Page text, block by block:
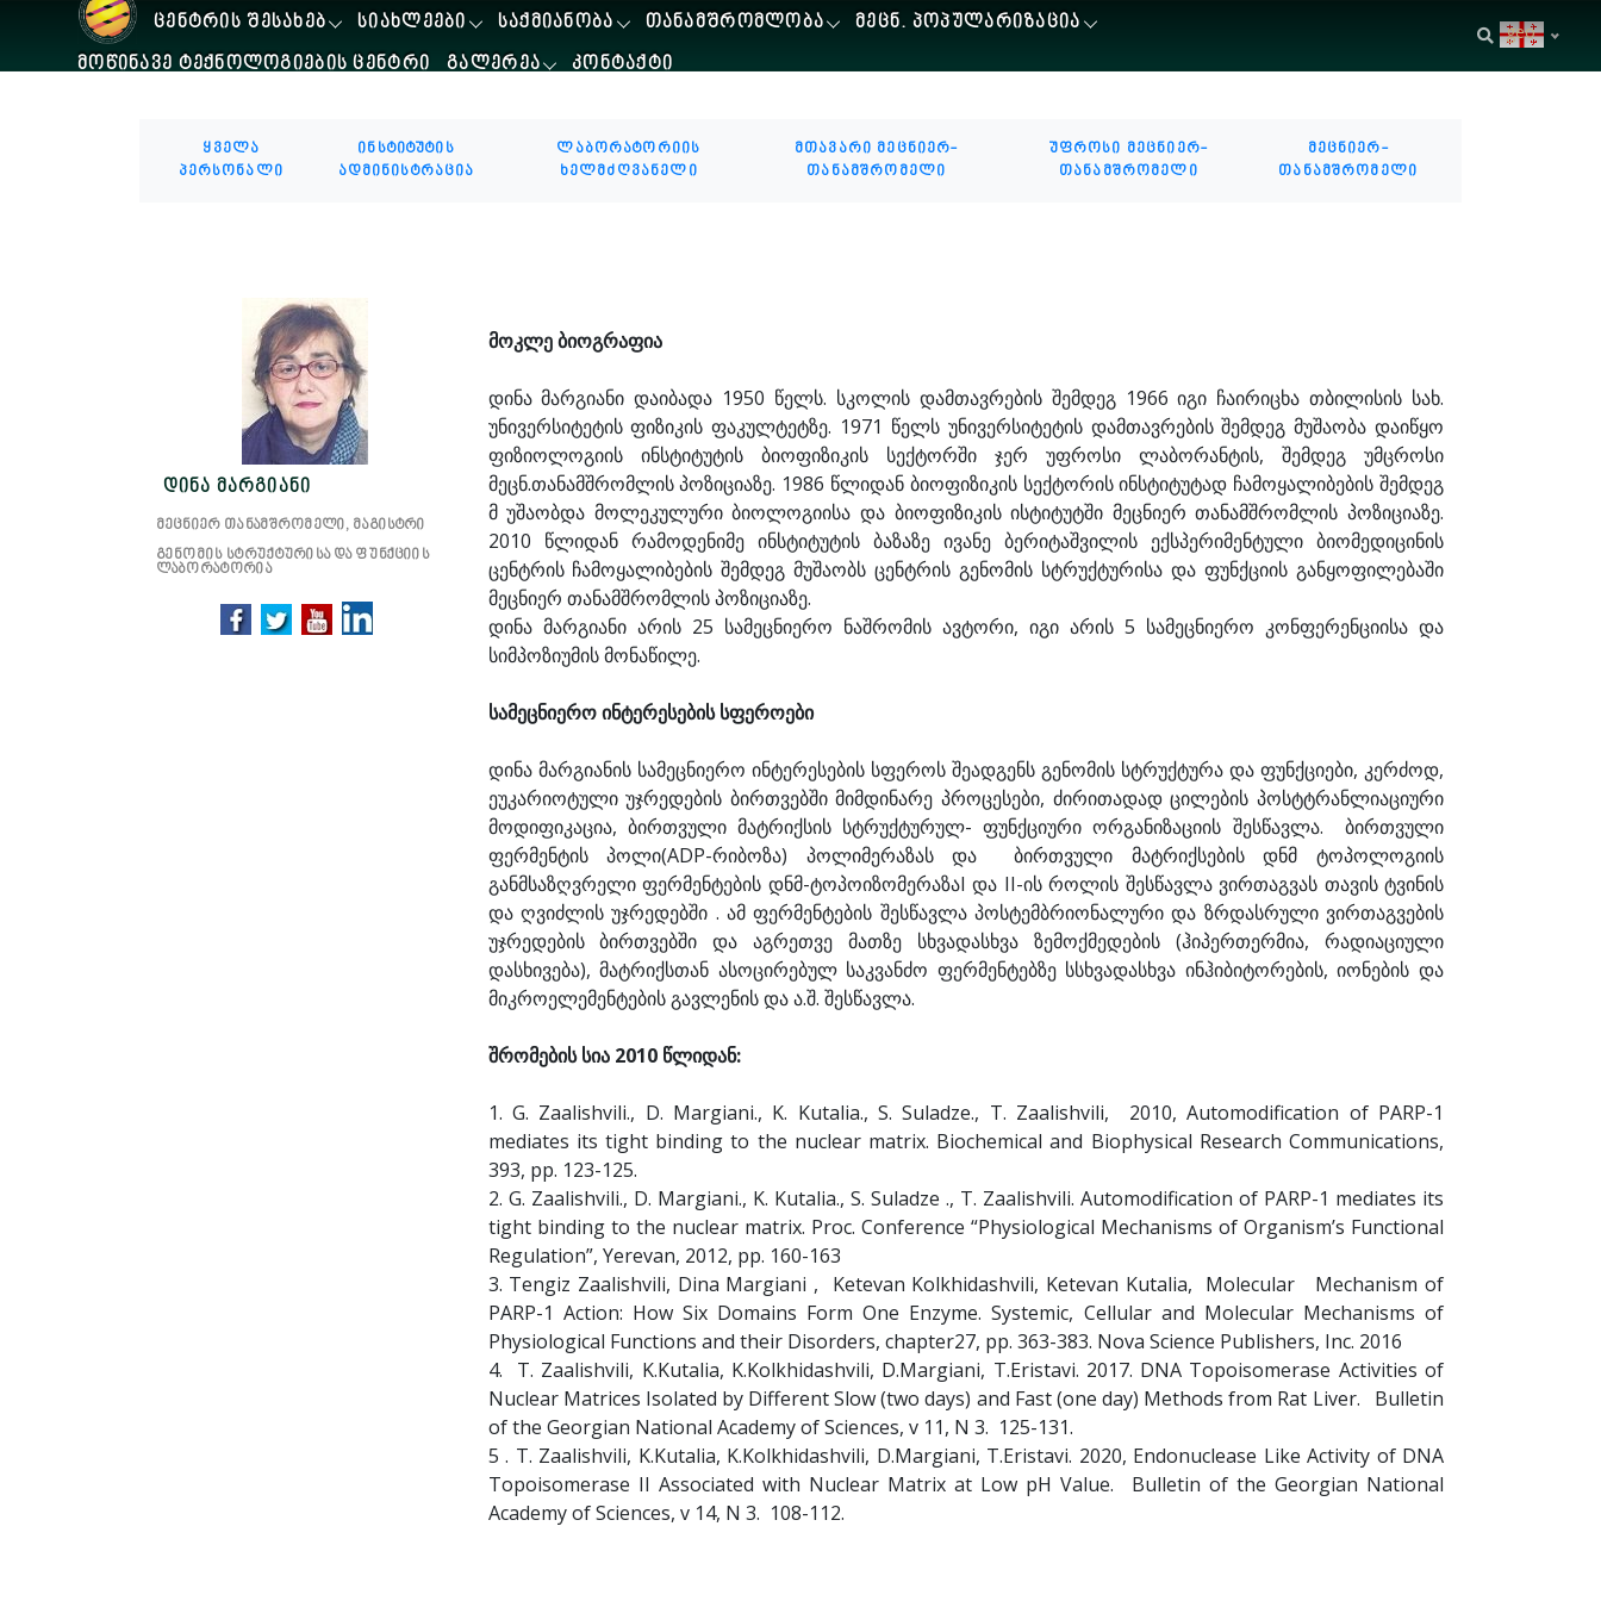
ᲪᲔᲜᲢᲠᲘᲡ ᲨᲔᲡᲐᲮᲔᲑ ᲡᲘᲐᲮᲚᲔᲔᲑᲘ ᲡᲐᲥᲛᲘᲐᲜᲝᲑᲐ ᲗᲐᲜᲐᲛᲨᲠᲝᲛᲚᲝᲑᲐ
ᲛᲔᲪᲜ. ᲞᲝᲞᲣᲚᲐᲠᲘᲖᲐᲪᲘᲐ
ᲛᲝᲬᲘᲜᲐᲕᲔ ᲢᲔᲥᲜᲝᲚᲝᲒᲘᲔᲑᲘᲡ ᲪᲔᲜᲢᲠᲘ
ᲒᲐᲚᲔᲠᲔᲐ ᲙᲝᲜᲢᲐᲥᲢᲘ
geo
ყველა
პერსონალი
ინსტიტუტის
ადმინისტრაცია
ლაბორატორიის
ხელმძღვანელი
მთავარი მეცნიერ-
თანამშრომელი
უფროსი მეცნიერ-
თანამშრომელი
მეცნიერ-
თანამშრომელი
დინა მარგიანი
მეცნიერ თანამშრომელი, მაგისტრი
გენომის სტრუქტურისა და ფუნქციის
ლაბორატორია
მოკლე ბიოგრაფია
დინა მარგიანი დაიბადა 1950 წელს. სკოლის დამთავრების შემდეგ 1966 იგი ჩაირიცხა თბილისის სახ.
უნივერსიტეტის ფიზიკის ფაკულტეტზე. 1971 წელს უნივერსიტეტის დამთავრების შემდეგ მუშაობა დაიწყო
ფიზიოლოგიის ინსტიტუტის ბიოფიზიკის სექტორში ჯერ უფროსი ლაბორანტის, შემდეგ უმცროსი
მეცნ.თანამშრომლის პოზიციაზე. 1986 წლიდან ბიოფიზიკის სექტორის ინსტიტუტად ჩამოყალიბების შემდეგ
მ უშაობდა მოლეკულური ბიოლოგიისა და ბიოფიზიკის ისტიტუტში მეცნიერ თანამშრომლის პოზიციაზე.
2010 წლიდან რამოდენიმე ინსტიტუტის ბაზაზე ივანე ბერიტაშვილის ექსპერიმენტული ბიომედიცინის
ცენტრის ჩამოყალიბების შემდეგ მუშაობს ცენტრის გენომის სტრუქტურისა და ფუნქციის განყოფილებაში
მეცნიერ თანამშრომლის პოზიციაზე.
დინა მარგიანი არის 25 სამეცნიერო ნაშრომის ავტორი, იგი არის 5 სამეცნიერო კონფერენციისა და
სიმპოზიუმის მონაწილე.
სამეცნიერო ინტერესების სფეროები
დინა მარგიანის სამეცნიერო ინტერესების სფეროს შეადგენს გენომის სტრუქტურა და ფუნქციები, კერძოდ,
ეუკარიოტული უჯრედების ბირთვებში მიმდინარე პროცესები, ძირითადად ცილების პოსტტრანლიაციური
მოდიფიკაცია, ბირთვული მატრიქსის სტრუქტურულ- ფუნქციური ორგანიზაციის შესწავლა. ბირთვული
ფერმენტის პოლი(ADP-რიბოზა) პოლიმერაზას და ბირთვული მატრიქსების დნმ ტოპოლოგიის
განმსაზღვრელი ფერმენტების დნმ-ტოპოიზომერაზაI და II-ის როლის შესწავლა ვირთაგვას თავის ტვინის
და ღვიძლის უჯრედებში . ამ ფერმენტების შესწავლა პოსტემბრიონალური და ზრდასრული ვირთაგვების
უჯრედების ბირთვებში და აგრეთვე მათზე სხვადასხვა ზემოქმედების (ჰიპერთერმია, რადიაციული
დასხივება), მატრიქსთან ასოცირებულ საკვანძო ფერმენტებზე სსხვადასხვა ინჰიბიტორების, იონების და
მიკროელემენტების გავლენის და ა.შ. შესწავლა.
შრომების სია 2010 წლიდან:
1. G. Zaalishvili., D. Margiani., K. Kutalia., S. Suladze., T. Zaalishvili, 2010, Automodification of PARP-1
mediates its tight binding to the nuclear matrix. Biochemical and Biophysical Research Communications,
393, pp. 123-125.
2. G. Zaalishvili., D. Margiani., K. Kutalia., S. Suladze ., T. Zaalishvili. Automodification of PARP-1 mediates its
tight binding to the nuclear matrix. Proc. Conference “Physiological Mechanisms of Organism’s Functional
Regulation”, Yerevan, 2012, pp. 160-163
3. Tengiz Zaalishvili, Dina Margiani , Ketevan Kolkhidashvili, Ketevan Kutalia, Molecular Mechanism of
PARP-1 Action: How Six Domains Form One Enzyme. Systemic, Cellular and Molecular Mechanisms of
Physiological Functions and their Disorders, chapter27, pp. 363-383. Nova Science Publishers, Inc. 2016
4. T. Zaalishvili, K.Kutalia, K.Kolkhidashvili, D.Margiani, T.Eristavi. 2017. DNA Topoisomerase Activities of
Nuclear Matrices Isolated by Different Slow (two days) and Fast (one day) Methods from Rat Liver. Bulletin
of the Georgian National Academy of Sciences, v 11, N 3. 125-131.
5 . T. Zaalishvili, K.Kutalia, K.Kolkhidashvili, D.Margiani, T.Eristavi. 2020, Endonuclease Like Activity of DNA
Topoisomerase II Associated with Nuclear Matrix at Low pH Value. Bulletin of the Georgian National
Academy of Sciences, v 14, N 3. 108-112.